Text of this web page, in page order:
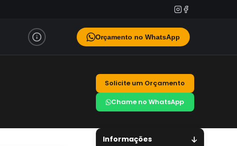
Orçamento no WhatsApp
Solicite um Orçamento
Chame no WhatsApp
Informações